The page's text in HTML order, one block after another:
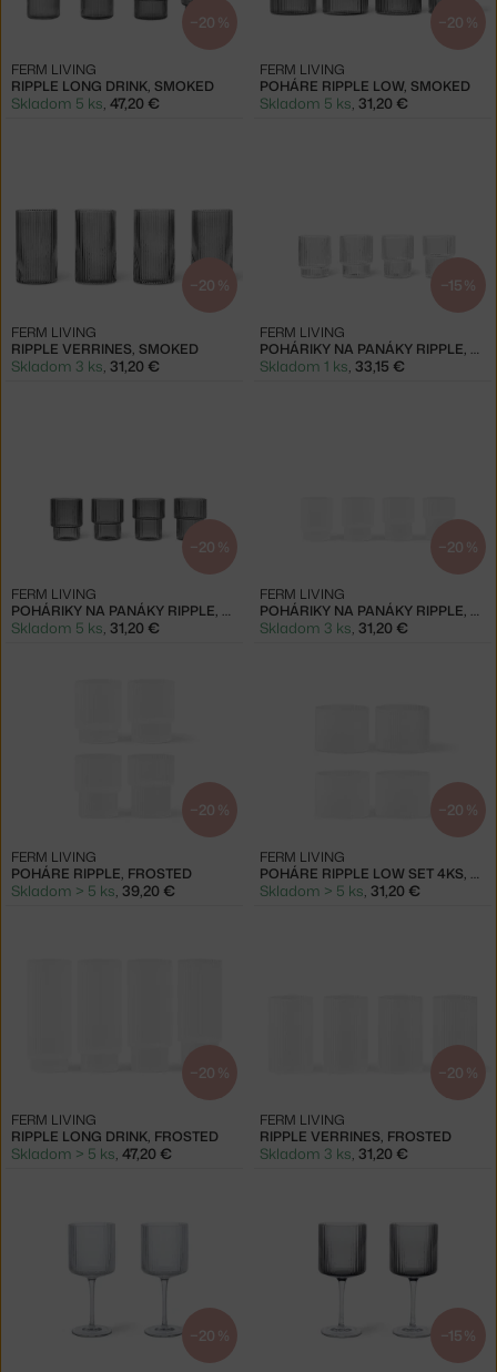
−20 %
RIPPLE LONG DRINK, SMOKED
FERM LIVING
Skladom 5 ks, 47,20 €
−20 %
POHÁRE RIPPLE LOW, SMOKED
FERM LIVING
Skladom 5 ks, 31,20 €
−20 %
RIPPLE VERRINES, SMOKED
FERM LIVING
Skladom 3 ks 31,20 €
−15 %
POHÁRIKY NA PANÁKY RIPPLE, CLEAR
FERM LIVING
Skladom 1 ks 33,15 €
−20 %
POHÁRIKY NA PANÁKY RIPPLE, SMOKED
FERM LIVING
Skladom 5 ks, 31,20 €
−20 %
POHÁRIKY NA PANÁKY RIPPLE, FROSTED
FERM LIVING
Skladom 3 ks, 31,20 €
−20 %
POHÁRE RIPPLE, FROSTED
FERM LIVING
Skladom > 5 ks, 39,20 €
−20 %
POHÁRE RIPPLE LOW SET 4KS, FROSTED
FERM LIVING
Skladom > 5 ks, 31,20 €
−20 %
RIPPLE LONG DRINK, FROSTED
FERM LIVING
Skladom > 5 ks, 47,20 €
−20 %
RIPPLE VERRINES, FROSTED
FERM LIVING
Skladom 3 ks, 31,20 €
−20 % −15 %